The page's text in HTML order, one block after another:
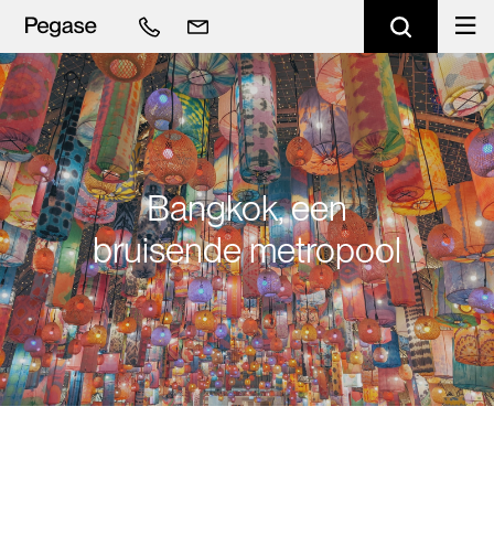
Bangkok, een
bruisende metropool